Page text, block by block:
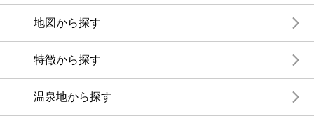
地図から探す
特徴から探す
温泉地から探す